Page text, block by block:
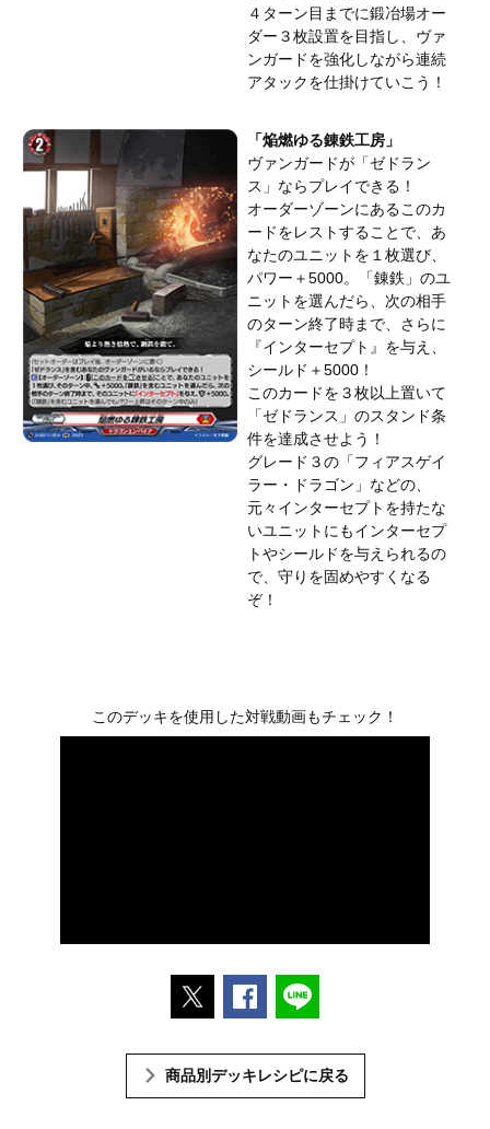
４ターン目までに鍛冶場オー
ダー３枚設置を目指し、ヴァ
ンガードを強化しながら連続
アタックを仕掛けていこう！
「焔燃ゆる錬鉄工房」
ヴァンガードが「ゼドラン
ス」ならプレイできる！
オーダーゾーンにあるこのカ
ードをレストすることで、あ
なたのユニットを１枚選び、
パワー＋5000。「錬鉄」のユ
ニットを選んだら、次の相手
のターン終了時まで、さらに
『インターセプト』を与え、
シールド＋5000！
このカードを３枚以上置いて
「ゼドランス」のスタンド条
件を達成させよう！
グレード３の「フィアスゲイ
ラー・ドラゴン」などの、
元々インターセプトを持たな
いユニットにもインターセプ
トやシールドを与えられるの
で、守りを固めやすくなる
ぞ！
このデッキを使用した対戦動画もチェック！
ポストするFacebookでシェアする
商品別デッキレシピに戻る